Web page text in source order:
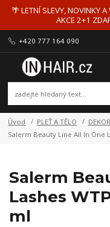
🌴 LETNÍ SLEVY, NOVINKY
AKCE 2+1
+420 777 164 090
Úvod PLEŤ A TĚLO
Salerm Beauty Line All In One
Salerm
Lashes
ml